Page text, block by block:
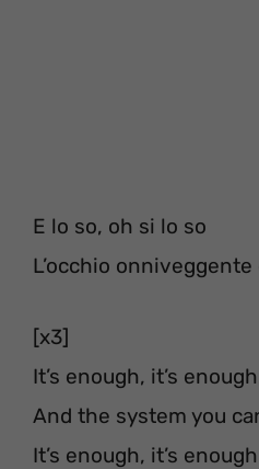
E lo so, oh si lo so
L’occhio onniveggente
[x3]
It’s enough, it’s
And the system you
It’s enough, it’s enough